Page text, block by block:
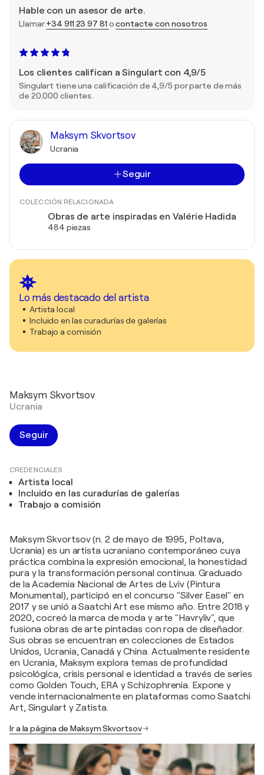
Hable con un asesor de arte.
Llamar+34 911 23 97 81 ocontacte con nosotros
Los clientes califican a Singulart con 4,9/5
Singulart tiene una calificación de 4,9/5 por parte de más
de 20.000 clientes.
Maksym Skvortsov
Ucrania
Seguir
COLECCIÓN RELACIONADA
Obras de arte inspiradas en Valérie Hadida
484 piezas
Lo más destacado del artista
Artista local
Incluido en las curadurías de galerías
Trabajo a comisión
Maksym Skvortsov
Ucrania
Seguir
CREDENCIALES
Artista local
Incluido en las curadurías de galerías
Trabajo a comisión
Maksym Skvortsov (n. 2 de mayo de 1995, Poltava,
Ucrania) es un artista ucraniano contemporáneo cuya
práctica combina la expresión emocional, la honestidad
pura y la transformación personal continua. Graduado
de la Academia Nacional de Artes de Lviv (Pintura
Monumental), participó en el concurso "Silver Easel" en
2017 y se unió a Saatchi Art ese mismo año. Entre 2018 y
2020, cocreó la marca de moda y arte "Havryliv", que
fusiona obras de arte pintadas con ropa de diseñador.
Sus obras se encuentran en colecciones de Estados
Unidos, Ucrania, Canadá y China. Actualmente residente
en Ucrania, Maksym explora temas de profundidad
psicológica, crisis personal e identidad a través de series
como Golden Touch, ERA y Schizophrenia. Expone y
vende internacionalmente en plataformas como Saatchi
Art, Singulart y Zatista.
Ir a la página de Maksym Skvortsov